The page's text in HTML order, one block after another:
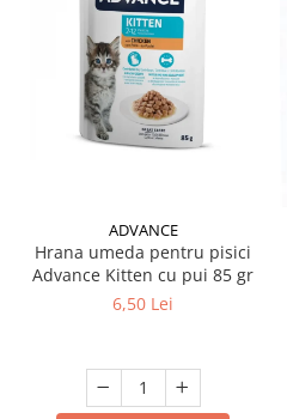
ADVANCE
Hrana umeda pentru pisici
Advance Kitten cu pui 85 gr
6,50 Lei